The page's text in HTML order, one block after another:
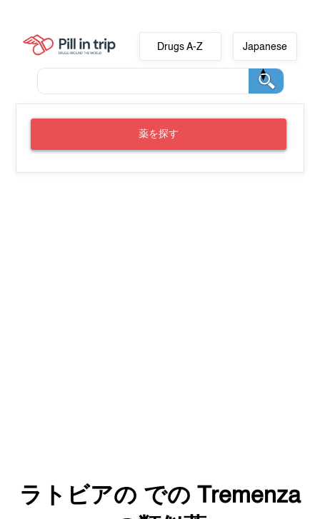
Drugs A-Z Japanese
薬を探す
ラトビアの での Tremenza